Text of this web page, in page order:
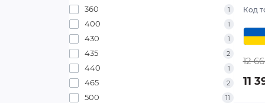
360 1
400 1
430 1
435 2
440 1
465 2
500 11
Код
12
11